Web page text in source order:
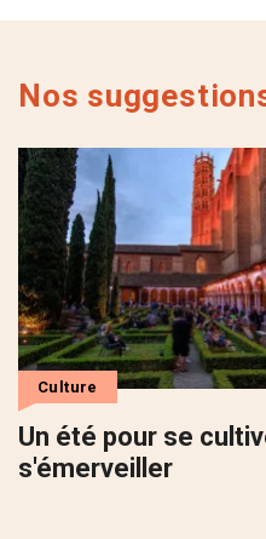
Nos
Un été pour se
s'émerveiller
Culture